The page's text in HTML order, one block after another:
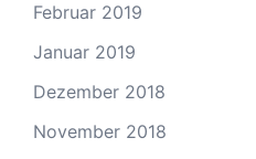
Februar 2019
Januar 2019
Dezember 2018
November 2018